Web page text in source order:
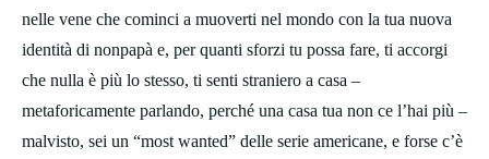
nelle vene che cominci a muoverti nel mondo con la tua nuova
identità di nonpapà e, per quanti sforzi tu possa fare, ti accorgi
che nulla è più lo stesso, ti senti straniero a casa –
metaforicamente parlando, perché una casa tua non ce l’hai più –
malvisto, sei un “most wanted” delle serie americane, e forse c’è